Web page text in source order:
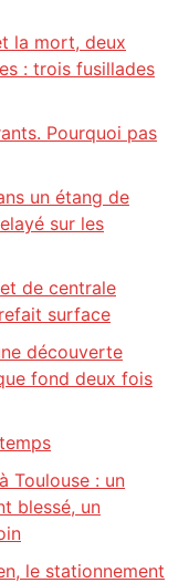
la mort, deux
: trois fusillades
Pourquoi pas
un étang de
sur les
de centrale
surface
découverte
fond deux fois
Toulouse : un
blessé, un
le stationnement